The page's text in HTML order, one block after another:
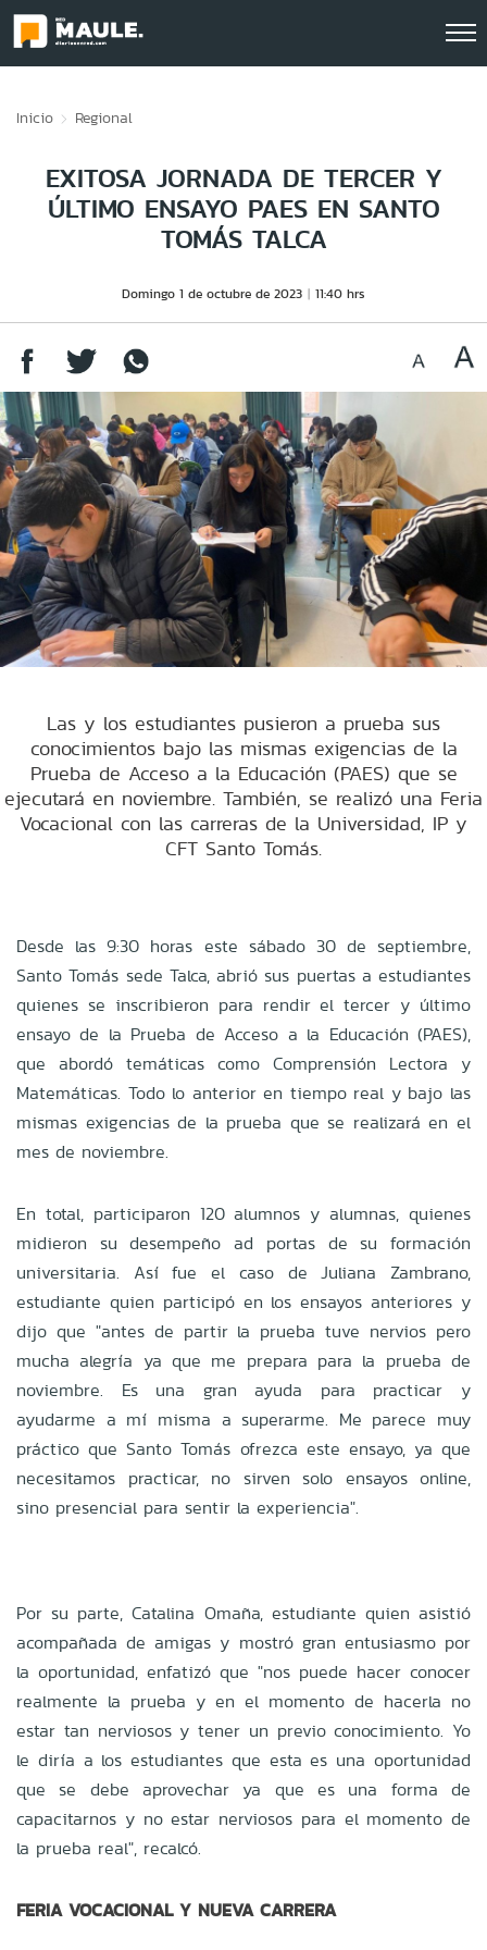
Inicio Regional
EXITOSA JORNADA DE TERCER Y
ÚLTIMO ENSAYO PAES EN SANTO
TOMÁS TALCA
Domingo 1 de octubre de 2023 11:40 hrs
Las y los estudiantes pusieron a prueba sus
conocimientos bajo las mismas exigencias de la
Prueba de Acceso a la Educación (PAES) que se
ejecutará en noviembre. También, se realizó una Feria
Vocacional con las carreras de la Universidad, IP y
CFT Santo Tomás.
Desde las 9:30 horas este sábado 30 de septiembre,
Santo Tomás sede Talca, abrió sus puertas a estudiantes
quienes se inscribieron para rendir el tercer y último
ensayo de la Prueba de Acceso a la Educación (PAES),
que abordó temáticas como Comprensión Lectora y
Matemáticas. Todo lo anterior en tiempo real y bajo las
mismas exigencias de la prueba que se realizará en el
mes de noviembre.
En total, participaron 120 alumnos y alumnas, quienes
midieron su desempeño ad portas de su formación
universitaria. Así fue el caso de Juliana Zambrano,
estudiante quien participó en los ensayos anteriores y
dijo que "antes de partir la prueba tuve nervios pero
mucha alegría ya que me prepara para la prueba de
noviembre. Es una gran ayuda para practicar y
ayudarme a mí misma a superarme. Me parece muy
práctico que Santo Tomás ofrezca este ensayo, ya que
necesitamos practicar, no sirven solo ensayos online,
sino presencial para sentir la experiencia".
Por su parte, Catalina Omaña, estudiante quien asistió
acompañada de amigas y mostró gran entusiasmo por
la oportunidad, enfatizó que "nos puede hacer conocer
realmente la prueba y en el momento de hacerla no
estar tan nerviosos y tener un previo conocimiento. Yo
le diría a los estudiantes que esta es una oportunidad
que se debe aprovechar ya que es una forma de
capacitarnos y no estar nerviosos para el momento de
la prueba real", recalcó.
FERIA VOCACIONALY NUEVA CARRERA